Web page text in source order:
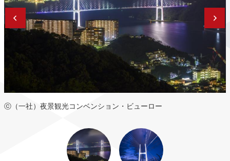
ⓒ（一社）夜景観光コンベンション・ビューロー